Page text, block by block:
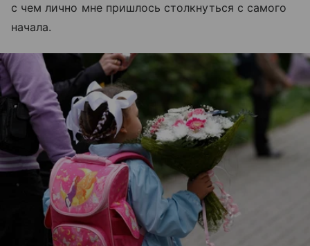
с чем лично мне пришлось столкнуться с самого
начала.